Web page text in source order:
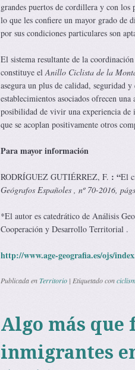
grandes puertos de cordillera y con los
lo que les confiere un mayor grado de
por sus condiciones particulares son
El sistema resultante de la
constituye el Anillo Ciclista de la
asegura un plus de calidad, seguridad
establecimientos asociados ofrecen
posibilidad de vivir una experiencia de
que se acoplan positivamente otros
Para mayor infor­ma­ción
RODRÍGUEZ GUTIÉRREZ, F. : “El
Geógrafos Españoles , nº 70-2016,
*El autor es catedrático de Análisis
Cooperación y Desarrollo Territorial .
http://www.age-geografia.es/ojs/
Publicada enTerritorio | Etiquetado con
Algo más que
inmigrantes